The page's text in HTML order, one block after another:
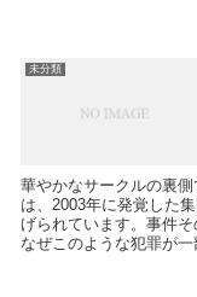
未分類
華やかなサークルの裏
は、2003年に発覚した
げられています。事件そ
なぜこのような犯罪が一